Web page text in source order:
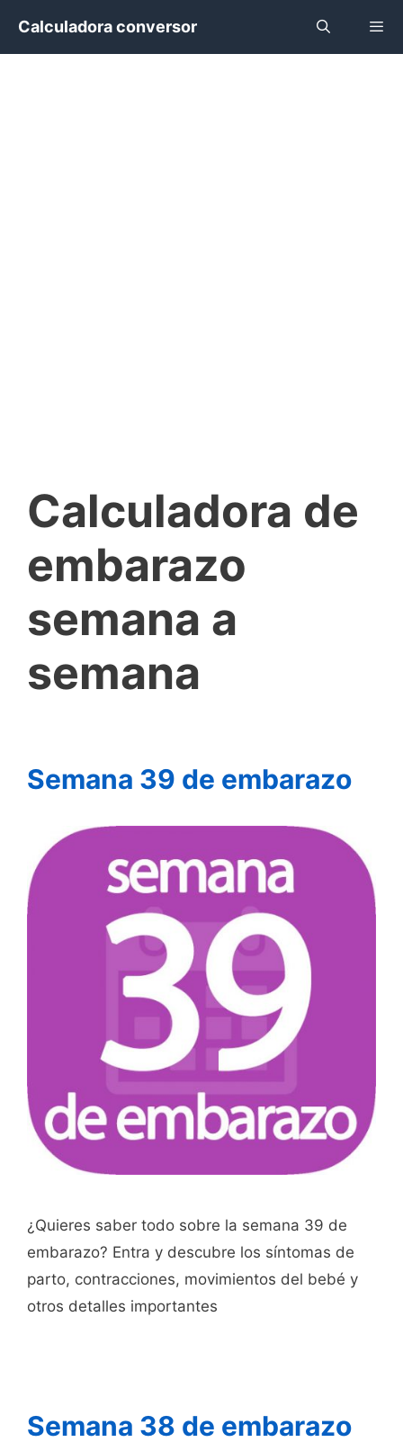
contenido
Calculadora conversor
Calculadora de
embarazo
semana a
semana
Semana 39 de embarazo
¿Quieres saber todo sobre la semana 39 de
embarazo? Entra y descubre los síntomas de
parto, contracciones, movimientos del bebé y
otros detalles importantes
Semana 38 de embarazo